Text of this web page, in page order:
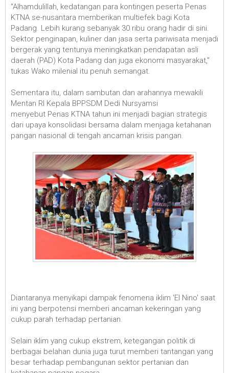
"Alhamdulillah, kedatangan para kontingen peserta Penas
KTNA se-nusantara memberikan multiefek bagi Kota
Padang. Lebih kurang sebanyak 30 ribu orang hadir di sini.
Sektor penginapan, kuliner dan jasa serta pariwisata menjadi
bergerak yang tentunya meningkatkan pendapatan asli
daerah (PAD) Kota Padang dan juga ekonomi masyarakat,"
tukas Wako milenial itu penuh semangat.
Sementara itu, dalam sambutan dan arahannya mewakili
Mentan RI Kepala BPPSDM Dedi Nursyamsi
menyebut Penas KTNA tahun ini menjadi bagian strategis
dari upaya konsolidasi bersama dalam menjaga ketahanan
pangan nasional di tengah ancaman krisis pangan.
Diantaranya menyikapi dampak fenomena iklim 'El Nino' saat
ini yang berpotensi memberi ancaman kekeringan yang
cukup parah terhadap pertanian.
Selain iklim yang cukup ekstrem, ketegangan politik di
berbagai belahan dunia juga turut memberi tantangan yang
besar terhadap pembangunan sektor pertanian dan